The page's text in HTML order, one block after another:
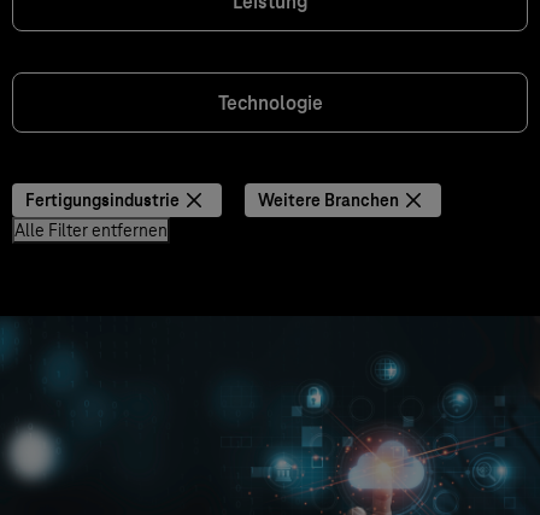
Technologie
Fertigungsindustrie
Weitere Branchen
Alle Filter entfernen